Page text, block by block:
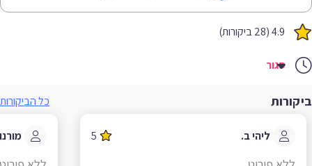
4.9 (28 ביקורות)
סגור
כל הביקורות
ליהי ב. 5 מורנוש.